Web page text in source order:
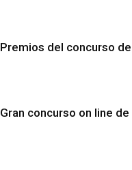
Premios del concurso
Gran concurso on line